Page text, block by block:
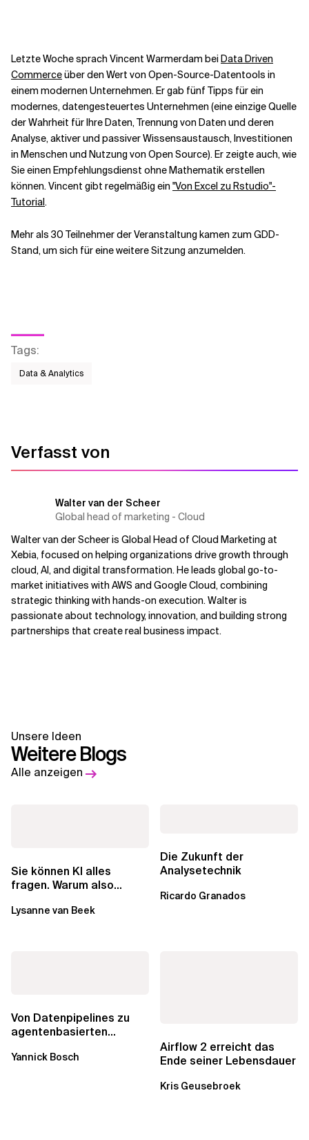
Verwandte Themen
Letzte Woche sprach Vincent Warmerdam beiData Driven
Commerceüber den Wert von Open-Source-Datentools in
einem modernen Unternehmen. Er gab fünf Tipps für ein
modernes, datengesteuertes Unternehmen (eine einzige Quelle
der Wahrheit für Ihre Daten, Trennung von Daten und deren
Analyse, aktiver und passiver Wissensaustausch, Investitionen
in Menschen und Nutzung von Open Source). Er zeigte auch, wie
Sie einen Empfehlungsdienst ohne Mathematik erstellen
können. Vincent gibt regelmäßig ein "Von Excel zu Rstudio"-
Tutorial.
Mehr als 30 Teilnehmer der Veranstaltung kamen zum GDD-
Stand, um sich für eine weitere Sitzung anzumelden.
Tags:
Data & Analytics
Verfasst von
Walter van der Scheer
Global head of marketing - Cloud
Walter van der Scheer is Global Head of Cloud Marketing at
Xebia, focused on helping organizations drive growth through
cloud, AI, and digital transformation. He leads global go-to-
market initiatives with AWS and Google Cloud, combining
strategic thinking with hands-on execution. Walter is
passionate about technology, innovation, and building strong
partnerships that create real business impact.
Unsere Ideen
Weitere Blogs
Alle anzeigen
Sie können KI alles
fragen. Warum also
noch?
Lysanne van Beek
Die Zukunft der
Analysetechnik
Ricardo Granados
Von Datenpipelines zu
agentenbasierten
Analytics...
Yannick Bosch
Airflow 2 erreicht das
Ende seiner Lebensdauer
Kris Geusebroek